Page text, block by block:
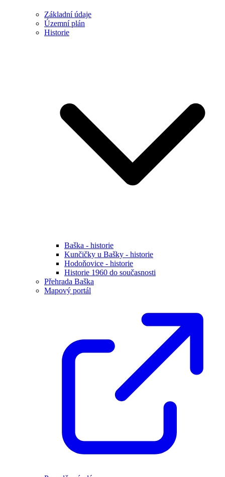
Základní údaje
Územní plán
Historie
Baška - historie
Kunčičky u Bašky - historie
Hodoňovice - historie
Historie 1960 do současnosti
Přehrada Baška
Mapový portál